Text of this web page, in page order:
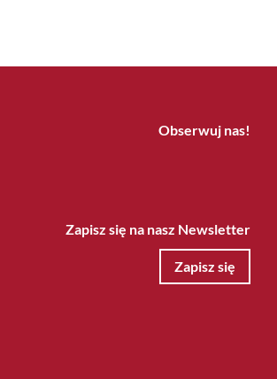
Obserwuj nas!
Zapisz się na nasz Newsletter
Zapisz się